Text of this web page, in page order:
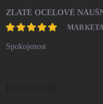
ZLATÉ OCELOVÉ
Spokojenost